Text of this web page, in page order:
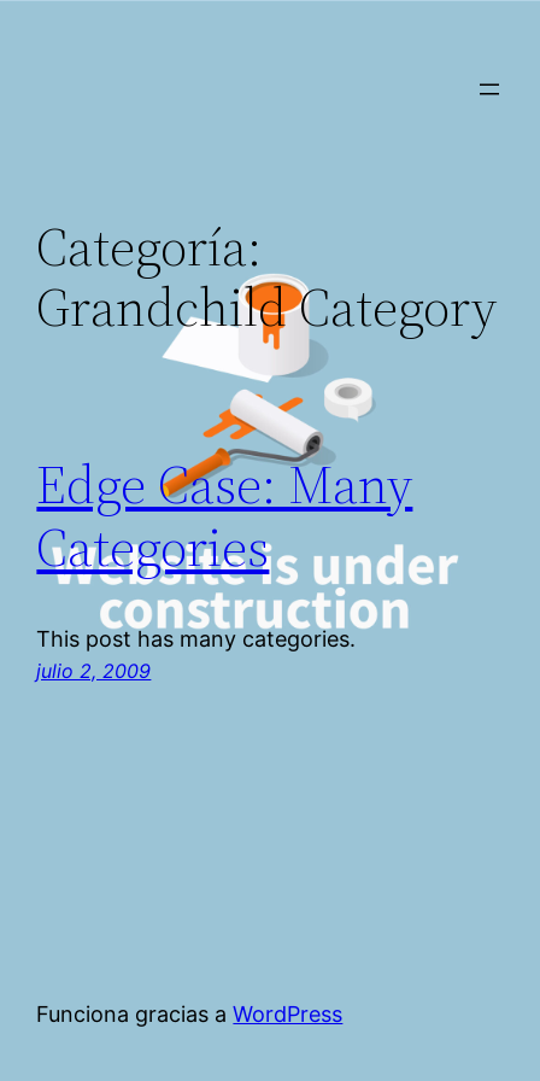
Categoría:
Grandchild Category
Edge Case: Many
Categories
This post has many categories.
julio 2, 2009
Funciona gracias aWordPress